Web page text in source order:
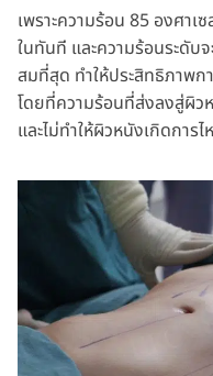
เพราะความร้อน 85 องศาเ
ในทันที และความร้อนระดับ
สมที่สุด ทำให้ประสิทธิภาพก
โดยที่ความร้อนที่ส่งลงสู่ผิว
และไม่ทำให้ผิวหนังเกิดการ